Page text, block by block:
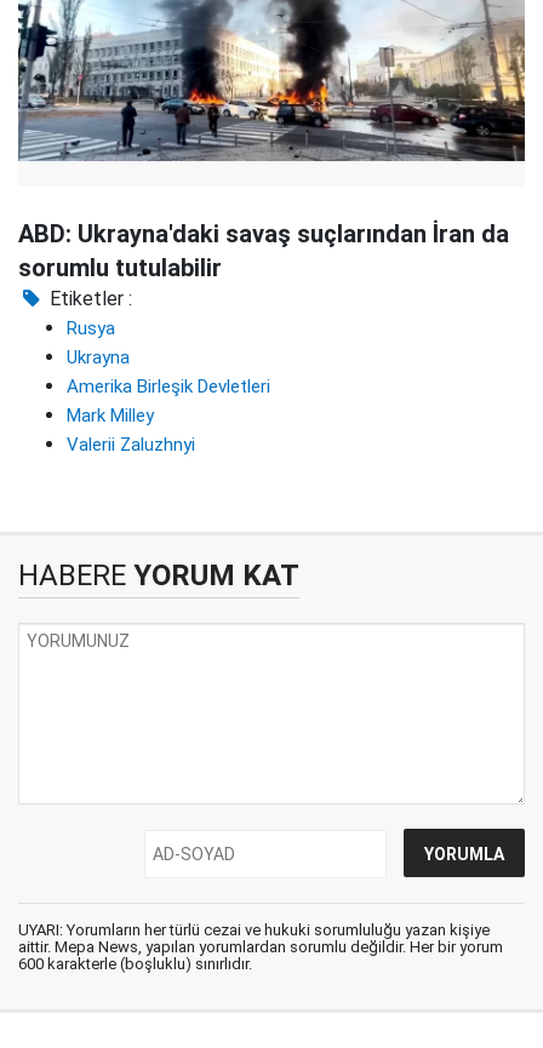
ABD: Ukrayna'daki savaş suçlarından İran da
sorumlu tutulabilir
Etiketler :
Rusya
Ukrayna
Amerika Birleşik Devletleri
Mark Milley
Valerii Zaluzhnyi
HABERE YORUM KAT
UYARI: Yorumların her türlü cezai ve hukuki sorumluluğu yazan kişiye
aittir. Mepa News, yapılan yorumlardan sorumlu değildir. Her bir yorum
600 karakterle (boşluklu) sınırlıdır.